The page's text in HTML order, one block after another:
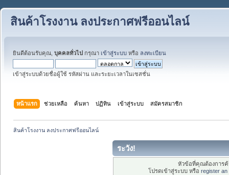
สินค้าโรงงาน ลงประกาศฟรีออนไลน์
ยินดีต้อนรับคุณ, บุคคลทั่วไป กรุณา เข้าสู่ระบบ หรือ ลงทะเบียน
เข้าสู่ระบบด้วยชื่อผู้ใช้ รหัสผ่าน และระยะเวลาในเซสชั่น
หน้าแรก ช่วยเหลือ ค้นหา ปฏิทิน เข้าสู่ระบบ สมัครสมาชิก
สินค้าโรงงาน ลงประกาศฟรีออนไลน์
ระวัง!
หัวข้อที่คุณต้องการ
โปรดเข้าสู่ระบบ หรือ register an